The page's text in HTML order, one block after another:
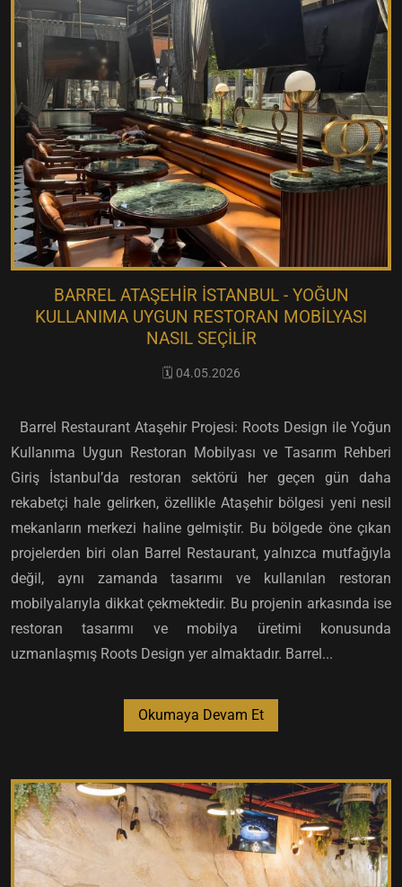
BARREL ATAŞEHIR İSTANBUL - YOĞUN
KULLANIMA UYGUN RESTORAN MOBILYASI
NASIL SEÇILIR
🗓️ 04.05.2026
Barrel Restaurant Ataşehir Projesi: Roots Design ile Yoğun
Kullanıma Uygun Restoran Mobilyası ve Tasarım Rehberi
Giriş İstanbul’da restoran sektörü her geçen gün daha
rekabetçi hale gelirken, özellikle Ataşehir bölgesi yeni nesil
mekanların merkezi haline gelmiştir. Bu bölgede öne çıkan
projelerden biri olan Barrel Restaurant, yalnızca mutfağıyla
değil, aynı zamanda tasarımı ve kullanılan restoran
mobilyalarıyla dikkat çekmektedir. Bu projenin arkasında ise
restoran tasarımı ve mobilya üretimi konusunda
uzmanlaşmış Roots Design yer almaktadır. Barrel...
Okumaya Devam Et